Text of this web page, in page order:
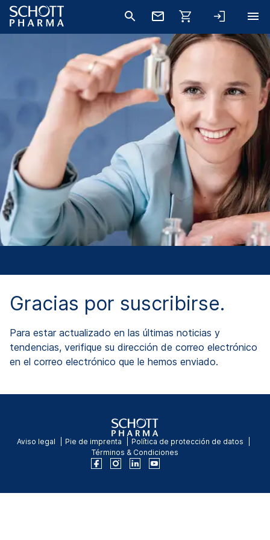
Gracias por suscribirse.
Para estar actualizado en las últimas noticias y
tendencias, verifique su dirección de correo electrónico
en el correo electrónico que le hemos enviado.
Aviso legal Pie de imprenta
Política de protección de datos
Términos & Condiciones